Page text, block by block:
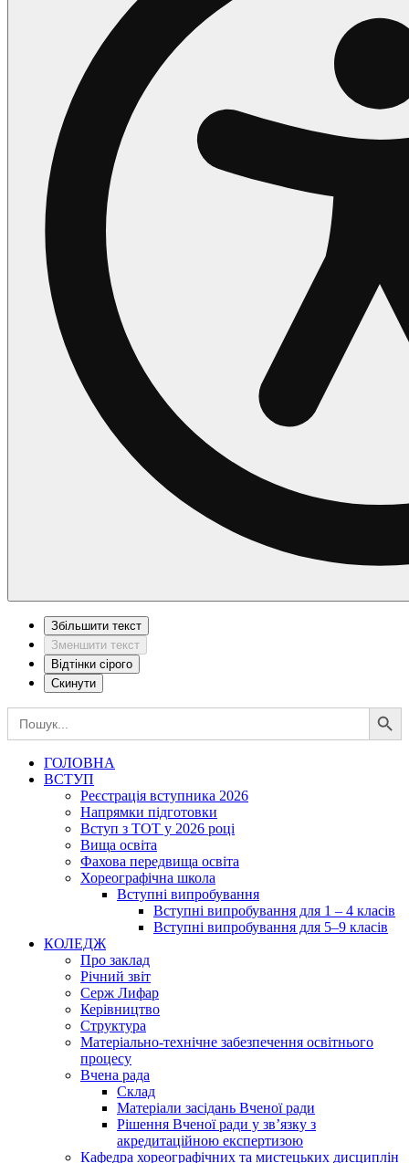
Збільшити текст
Зменшити текст
Відтінки сірого
Скинути
Search
for:
Search Button
ГОЛОВНА
ВСТУП
Реєстрація вступника 2026
Напрямки підготовки
Вступ з ТОТ у 2026 році
Вища освіта
Фахова передвища освіта
Хореографічна школа
Вступні випробування
Вступні випробування для 1 – 4 класів
Вступні випробування для 5–9 класів
КОЛЕДЖ
Про заклад
Річний звіт
Серж Лифар
Керівництво
Структура
Матеріально-технічне забезпечення освітнього
процесу
Вчена рада
Cклад
Матеріали засідань Вченої ради
Рішення Вченої ради у зв’язку з
акредитаційною експертизою
Кафедра хореографічних та мистецьких дисциплін